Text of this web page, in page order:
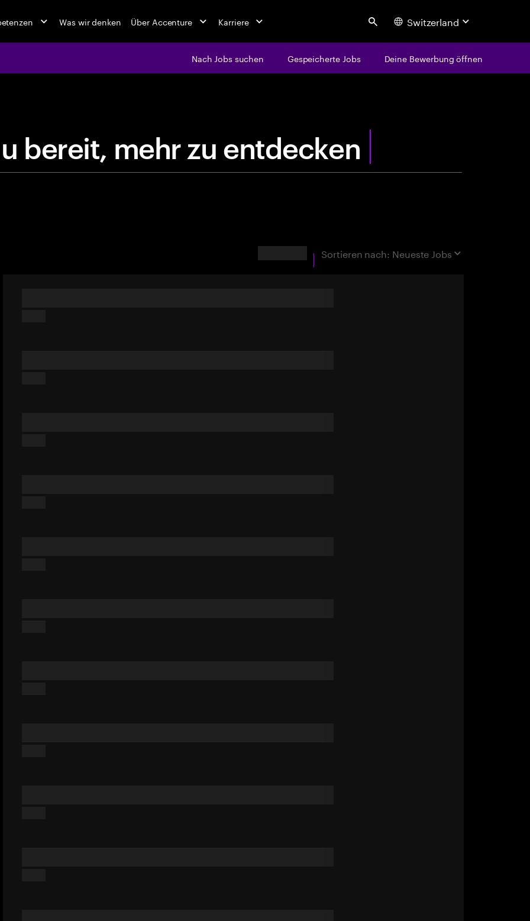
Was wir denken Über Accenture Karriere Search Switzerland
Nach Jobs suchen Gespeicherte Jobs Deine Bewerbung öffnen
i stdub ereit, me hrzu
Sortieren nach: Neueste Jobs